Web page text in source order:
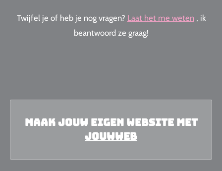
Twijfel je of heb je nog vragen? Laat het me weten , ik
beantwoord ze graag!
Maak jouw eigen website met
JouwWeb